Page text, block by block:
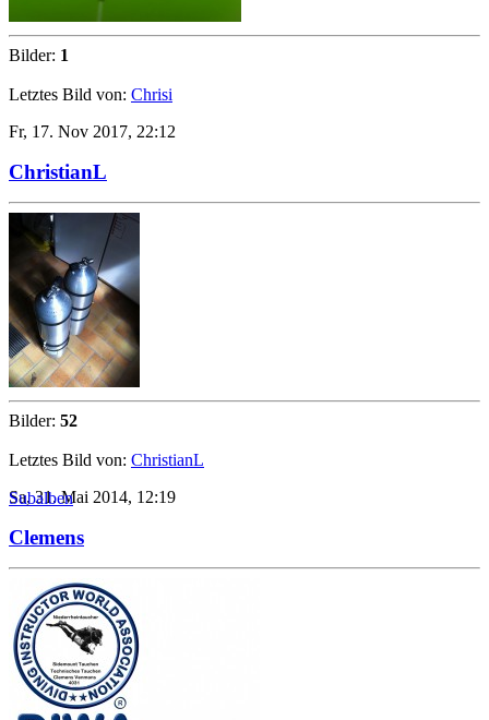
Bilder: 1
Letztes Bild von: Chrisi
Fr, 17. Nov 2017, 22:12
ChristianL
Bilder: 52
Letztes Bild von: ChristianL
Sa, 31. Mai 2014, 12:19
Subalben
Clemens